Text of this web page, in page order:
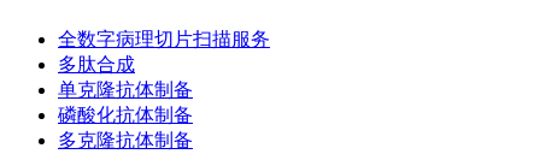
全数字病理切片扫描服务
多肽合成
单克隆抗体制备
磷酸化抗体制备
多克隆抗体制备